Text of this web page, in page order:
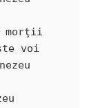
morţii
voi